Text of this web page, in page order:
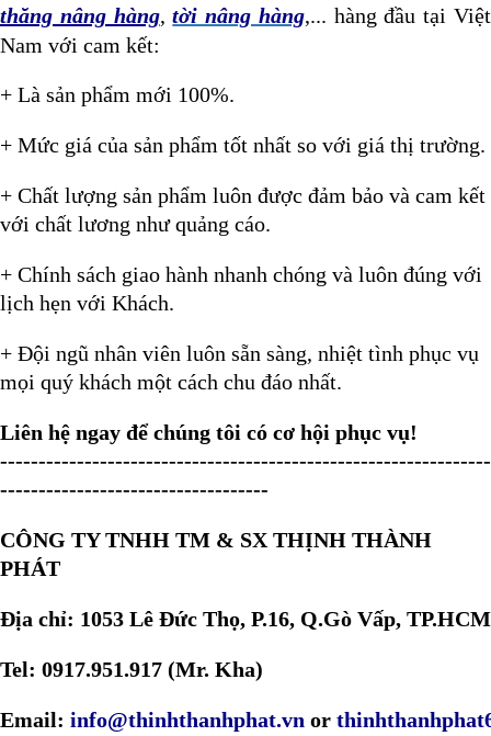
thăng nâng hàng,tời nâng hàng,... hàng đầu tại Việt
Nam với cam kết:
+ Là sản phẩm mới 100%.
+ Mức giá của sản phẩm tốt nhất so với giá thị trường.
+ Chất lượng sản phẩm luôn được đảm bảo và cam kết
với chất lương như quảng cáo.
+ Chính sách giao hành nhanh chóng và luôn đúng với
lịch hẹn với Khách.
+ Đội ngũ nhân viên luôn sẵn sàng, nhiệt tình phục vụ
mọi quý khách một cách chu đáo nhất.
Liên hệ ngay để chúng tôi có cơ hội phục vụ!
----------------------------------------------------------------
-----------------------------------
CÔNG TY TNHH TM & SX THỊNH THÀNH
PHÁT
Địa chỉ: 1053 Lê Đức Thọ, P.16, Q.Gò Vấp, TP.HCM
Tel: 0917.951.917 (Mr. Kha)
Email: info@thinhthanhphat.vn or